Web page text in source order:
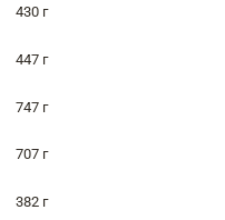
430 г
447 г
747 г
707 г
382 г